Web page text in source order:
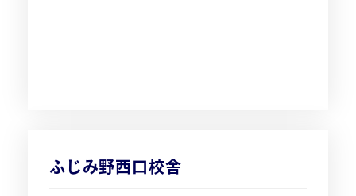
ふじみ野西口校舎